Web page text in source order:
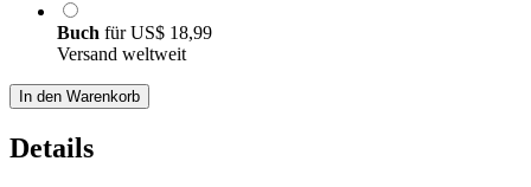
Buch fürUS$ 18,99
Versand weltweit
In den Warenkorb
Details